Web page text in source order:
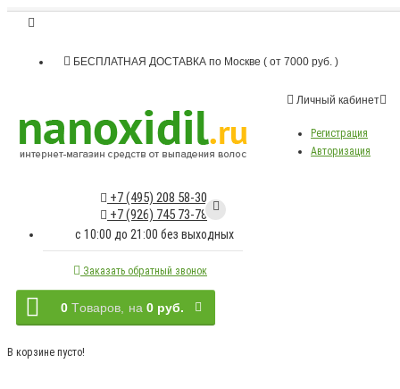
БЕСПЛАТНАЯ ДОСТАВКА по Москве ( от 7000 руб. )
Личный кабинет
Регистрация
Авторизация
+7 (495) 208 58-30
+7 (926) 745 73-78
c 10:00 до 21:00 без выходных
Заказать обратный звонок
0 Tоваров, на 0 руб.
В корзине пусто!